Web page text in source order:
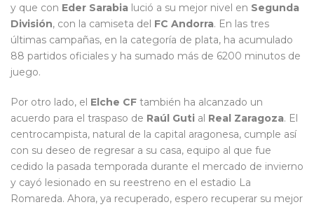
y que con Eder Sarabia lució a su mejor nivel en Segunda
División, con la camiseta del FC Andorra. En las tres
últimas campañas, en la categoría de plata, ha acumulado
88 partidos oficiales y ha sumado más de 6200 minutos de
juego.
Por otro lado, el Elche CF también ha alcanzado un
acuerdo para el traspaso de Raúl Guti al Real Zaragoza. El
centrocampista, natural de la capital aragonesa, cumple así
con su deseo de regresar a su casa, equipo al que fue
cedido la pasada temporada durante el mercado de invierno
y cayó lesionado en su reestreno en el estadio La
Romareda. Ahora, ya recuperado, espero recuperar su mejor